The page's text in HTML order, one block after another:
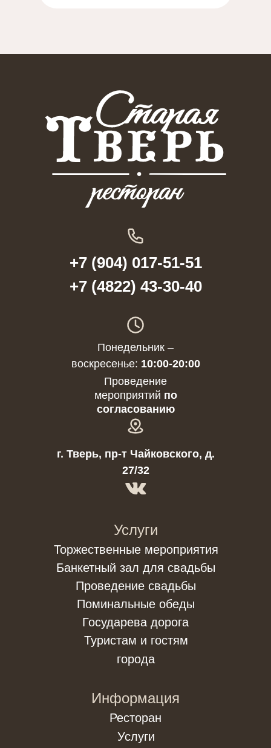
Услуги
Государева дорога
Торжественные мероприятия
Поминальные обеды
Банкетный зал для свадьбы
Проведение свадьбы
Туристам и гостям
города
Информация
Ресторан
Услуги
Проведение
мероприятий по
согласованию
Понедельник –
воскресенье: 10:00-20:00
г. Тверь, пр-т Чайковского, д.
27/32
+7 (904) 017-51-51
+7 (4822) 43-30-40